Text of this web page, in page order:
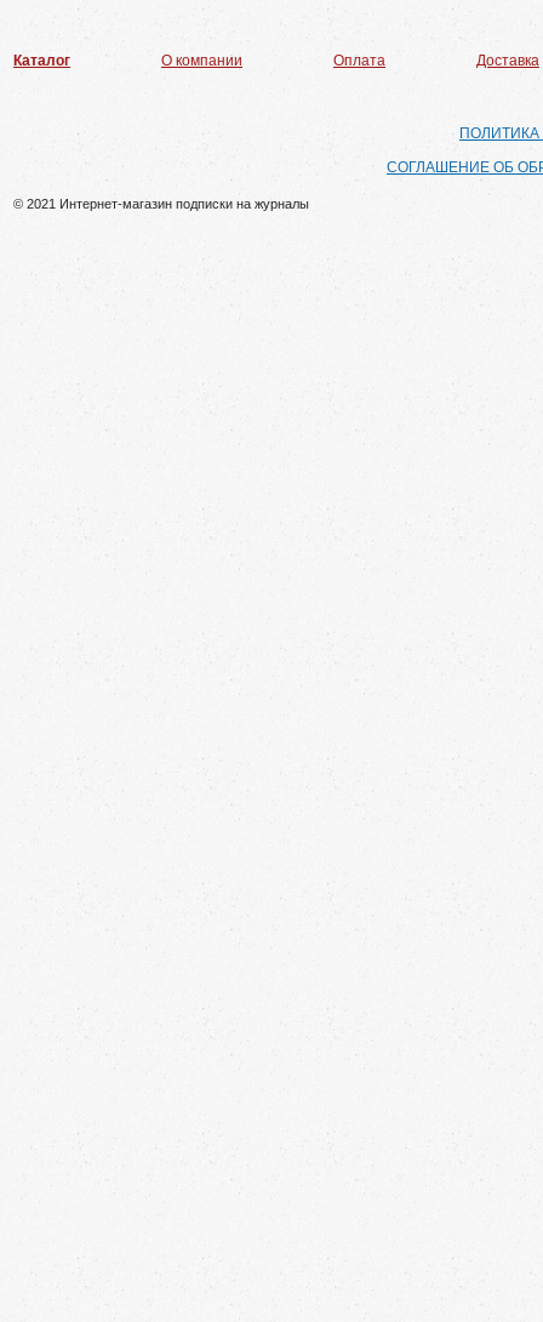
Каталог О компании Оплата Доставка
СОГЛАШЕНИЕ ОБ
© 2021 Интернет-магазин подписки на журналы